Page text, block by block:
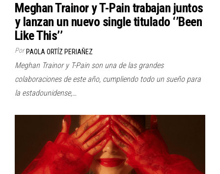
Meghan Trainor y T-Pain trabajan juntos
y lanzan un nuevo single titulado ‘’Been
Like This’’
Por PAOLA ORTÍZ PERIAÑEZ
Meghan Trainor y T-Pain son una de las grandes
colaboraciones de este año, cumpliendo todo un sueño para
la estadounidense,…